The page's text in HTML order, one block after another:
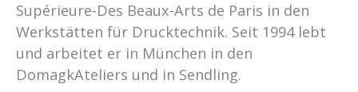
Supérieure-Des Beaux-Arts de Paris in den
Werkstätten für Drucktechnik. Seit 1994 lebt
und arbeitet er in München in den
DomagkAteliers und in Sendling.